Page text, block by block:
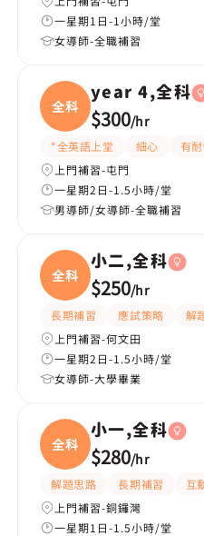
一星期1日-1小時/堂
女導師-全職補習
全科
year 4,全科
$300/hr
*全英語上堂 細心 有
上門補習-屯門
一星期2日-1.5小時/堂
男導師/女導師-全職補習
全科
小二,全科
$250/hr
長期補習 應試策略 解
上門補習-何文田
一星期2日-1.5小時/堂
女導師-大學畢業
全科
小一,全科
$280/hr
解題思路 長期補習 互
上門補習-銅鑼灣
一星期1日-1.5小時/堂